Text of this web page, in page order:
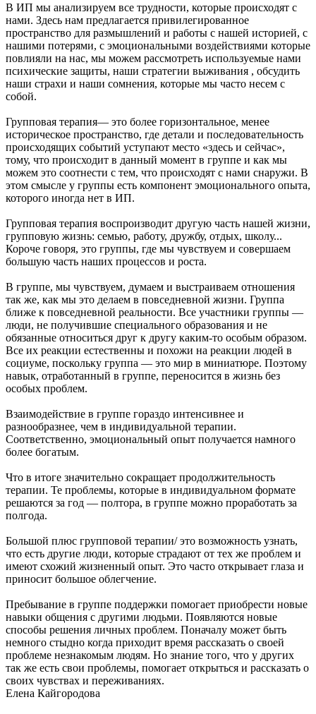
В ИП мы анализируем все трудности, которые происходят с
нами. Здесь нам предлагается привилегированное
пространство для размышлений и работы с нашей историей, с
нашими потерями, с эмоциональными воздействиями которые
повлияли на нас, мы можем рассмотреть используемые нами
психические защиты, наши стратегии выживания , обсудить
наши страхи и наши сомнения, которые мы часто несем с
собой.
Групповая терапия— это более горизонтальное, менее
историческое пространство, где детали и последовательность
происходящих событий уступают место «здесь и сейчас»,
тому, что происходит в данный момент в группе и как мы
можем это соотнести с тем, что происходят с нами снаружи. В
этом смысле у группы есть компонент эмоционального опыта,
которого иногда нет в ИП.
Групповая терапия воспроизводит другую часть нашей жизни,
групповую жизнь: семью, работу, дружбу, отдых, школу...
Короче говоря, это группы, где мы чувствуем и совершаем
большую часть наших процессов и роста.
В группе, мы чувствуем, думаем и выстраиваем отношения
так же, как мы это делаем в повседневной жизни. Группа
ближе к повседневной реальности. Все участники группы —
люди, не получившие специального образования и не
обязанные относиться друг к другу каким-то особым образом.
Все их реакции естественны и похожи на реакции людей в
социуме, поскольку группа — это мир в миниатюре. Поэтому
навык, отработанный в группе, переносится в жизнь без
особых проблем.
Взаимодействие в группе гораздо интенсивнее и
разнообразнее, чем в индивидуальной терапии.
Соответственно, эмоциональный опыт получается намного
более богатым.
Что в итоге значительно сокращает продолжительность
терапии. Те проблемы, которые в индивидуальном формате
решаются за год — полтора, в группе можно проработать за
полгода.
Большой плюс групповой терапии/ это возможность узнать,
что есть другие люди, которые страдают от тех же проблем и
имеют схожий жизненный опыт. Это часто открывает глаза и
приносит большое облегчение.
Пребывание в группе поддержки помогает приобрести новые
навыки общения с другими людьми. Появляются новые
способы решения личных проблем. Поначалу может быть
немного стыдно когда приходит время рассказать о своей
проблеме незнакомым людям. Но знание того, что у других
так же есть свои проблемы, помогает открыться и рассказать о
своих чувствах и переживаниях.
Елена Кайгородова